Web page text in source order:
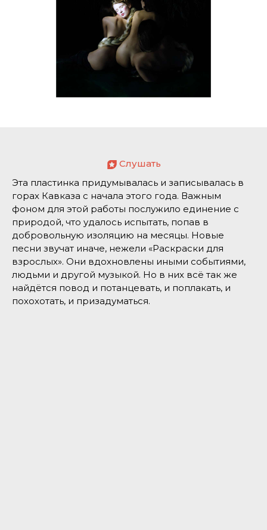
Слушать
Эта пластинка придумывалась и записывалась в
горах Кавказа с начала этого года. Важным
фоном для этой работы послужило единение с
природой, что удалось испытать, попав в
добровольную изоляцию на месяцы. Новые
песни звучат иначе, нежели «Раскраски для
взрослых». Они вдохновлены иными событиями,
людьми и другой музыкой. Но в них всё так же
найдётся повод и потанцевать, и поплакать, и
похохотать, и призадуматься.